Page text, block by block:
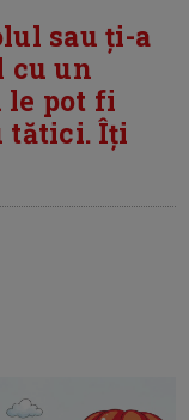
sau ți-a
cu un
le pot fi
tătici. Îți